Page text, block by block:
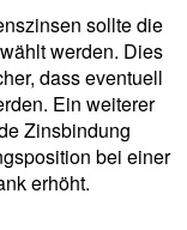
sollte die
werden. Dies
dass eventuell
Ein weiterer
Zinsbindung
bei einer
erhöht.